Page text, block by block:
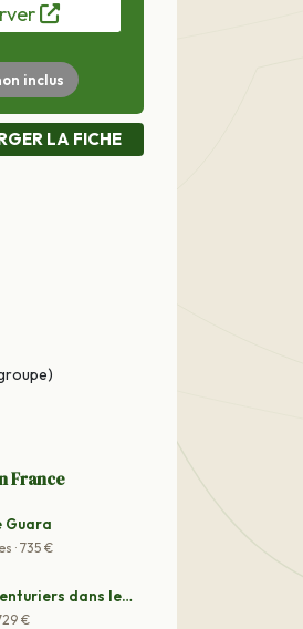
inclus
LA FICHE
France
Guara
· 735 €
Petits aventuriers dans les Pyrénées - Voyage Pyrénées
€